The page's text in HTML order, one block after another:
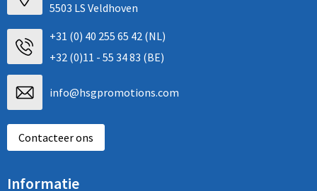
5503 LS Veldhoven
+31 (0) 40 255 65 42 (NL)
+32 (0)11 - 55 34 83 (BE)
info@hsgpromotions.com
Contacteer ons
Informatie